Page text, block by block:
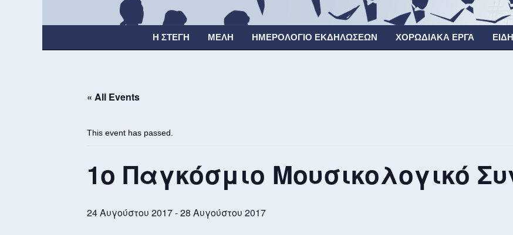
Η ΣΤΈΓΗ ΜΈΛΗ ΗΜΕΡΟΛΌΓΙΟ ΕΚΔΗΛΏΣΕΩΝ ΧΟΡΩΔΙΑΚΆ ΈΡΓΑ
« All Events
This event has passed.
1ο Παγκόσμιο Μουσικολογικό
24 Αυγούστου 2017-28 Αυγούστου 2017